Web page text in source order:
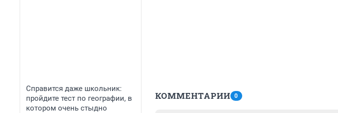
Справится даже школьник:
пройдите тест по географии, в
котором очень стыдно
КОММЕНТАРИИ 0